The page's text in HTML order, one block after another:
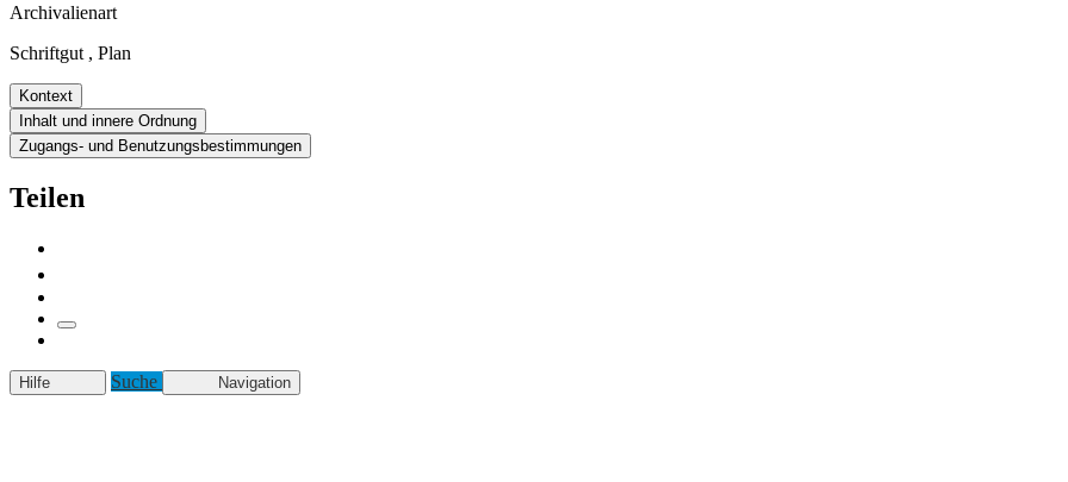
Archivalienart
Schriftgut , Plan
Kontext
Inhalt und innere Ordnung
Zugangs- und Benutzungsbestimmungen
Teilen
Hilfe Suche Navigation